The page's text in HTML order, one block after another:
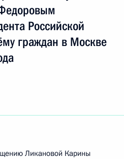
Российской
граждан в Москве
Ликановой Карины